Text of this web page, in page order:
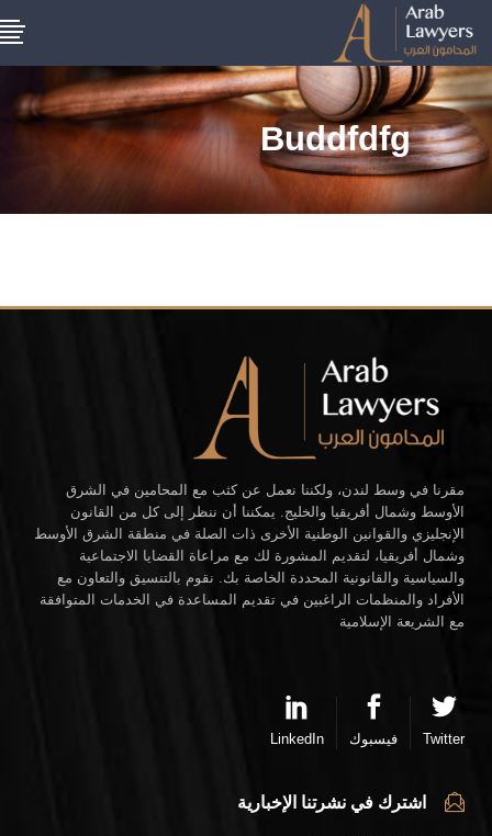
Buddfdfg
مقرنا في وسط لندن، ولكننا نعمل عن كثب مع المحامين في الشرق
الأوسط وشمال أفريقيا والخليج. يمكننا أن ننظر إلى كل من القانون
الإنجليزي والقوانين الوطنية الأخرى ذات الصلة في منطقة الشرق الأوسط
وشمال أفريقيا، لتقديم المشورة لك مع مراعاة القضايا الاجتماعية
والسياسية والقانونية المحددة الخاصة بك. نقوم بالتنسيق والتعاون مع
الأفراد والمنظمات الراغبين في تقديم المساعدة في الخدمات المتوافقة
مع الشريعة الإسلامية
Twitter فيسبوك LinkedIn
اشترك في نشرتنا الإخبارية